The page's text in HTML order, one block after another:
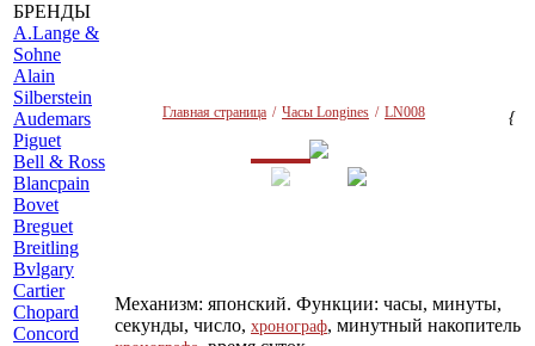
БРЕНДЫ
A.Lange &
Sohne
Alain
Silberstein
Audemars
Piguet
Bell & Ross
Blancpain
Bovet
Breguet
Breitling
Bvlgary
Cartier
Chopard
Concord
Главная страница / Часы Longines / LN008
Механизм: японский. Функции: часы, минуты,
секунды, число, хронограф, минутный накопитель
{